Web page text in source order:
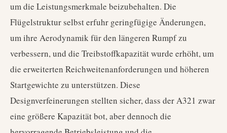
um die Leistungsmerkmale beizubehalten. Die
Flügelstruktur selbst erfuhr geringfügige Änderungen,
um ihre Aerodynamik für den längeren Rumpf zu
verbessern, und die Treibstoffkapazität wurde erhöht, um
die erweiterten Reichweitenanforderungen und höheren
Startgewichte zu unterstützen. Diese
Designverfeinerungen stellten sicher, dass der A321 zwar
eine größere Kapazität bot, aber dennoch die